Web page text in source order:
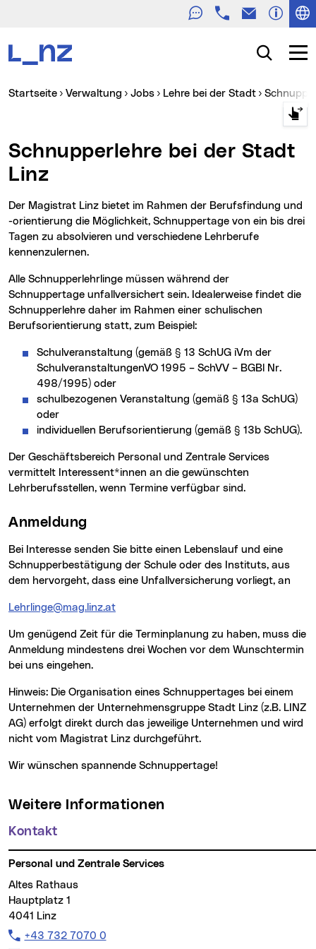
TelefonE-Mail
Suche
Sie sind hier:
Startseite Verwaltung Jobs Lehre bei der Stadt
Schnupperlehre bei der Stadt
Linz
Der Magistrat Linz bietet im Rahmen der Berufsfindung und
-orientierung die Möglichkeit, Schnuppertage von ein bis drei
Tagen zu absolvieren und verschiedene Lehrberufe
kennenzulernen.
Alle Schnupperlehrlinge müssen während der
Schnuppertage unfallversichert sein. Idealerweise findet die
Schnupperlehre daher im Rahmen einer schulischen
Berufsorientierung statt, zum Beispiel:
Schulveranstaltung (gemäß § 13 SchUG iVm der
SchulveranstaltungenVO 1995 – SchVV – BGBl Nr.
498/1995) oder
schulbezogenen Veranstaltung (gemäß § 13a SchUG)
oder
individuellen Berufsorientierung (gemäß § 13b SchUG).
Der Geschäftsbereich Personal und Zentrale Services
vermittelt Interessent*innen an die gewünschten
Lehrberufsstellen, wenn Termine verfügbar sind.
Anmeldung
Bei Interesse senden Sie bitte einen Lebenslauf und eine
Schnupperbestätigung der Schule oder des Instituts, aus
dem hervorgeht, dass eine Unfallversicherung vorliegt, an
lehrlinge@mag.linz.at
Um genügend Zeit für die Terminplanung zu haben, muss die
Anmeldung mindestens drei Wochen vor dem Wunschtermin
bei uns eingehen.
Hinweis: Die Organisation eines Schnuppertages bei einem
Unternehmen der Unternehmensgruppe Stadt Linz (z.B. LINZ
AG) erfolgt direkt durch das jeweilige Unternehmen und wird
nicht vom Magistrat Linz durchgeführt.
Wir wünschen spannende Schnuppertage!
Weitere Informationen
Kontakt
Personal und Zentrale Services
Altes Rathaus
Hauptplatz 1
4041 Linz
Telefon:
+43 732 7070 0